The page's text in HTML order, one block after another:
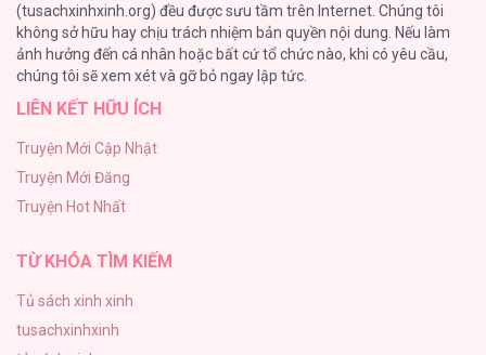
Rổn Nước Lì
26
Tuyển Tập Manhwa Côn Trùng
Phạm Luật
25
(tusachxinhxinh.org) đều được sưu tầm trên Internet. Chúng tôi
không sở hữu hay chịu trách nhiệm bản quyền nội dung. Nếu làm
ảnh hưởng đến cá nhân hoặc bất cứ tổ chức nào, khi có yêu cầu,
chúng tôi sẽ xem xét và gỡ bỏ ngay lập tức.
LIÊN KẾT HỮU ÍCH
Truyện Mới Cập Nhật
Truyện Mới Đăng
Truyện Hot Nhất
TỪ KHÓA TÌM KIẾM
Tủ sách xinh xinh
tusachxinhxinh